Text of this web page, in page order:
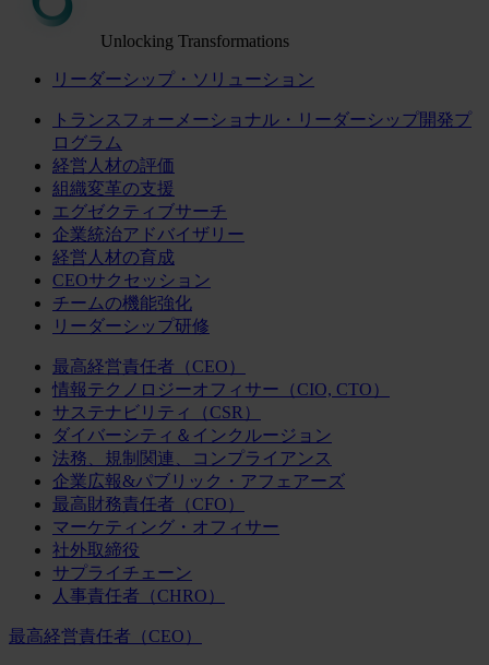
Unlocking Transformations
リーダーシップ・ソリューション
トランスフォーメーショナル・リーダーシップ開発プ
ログラム
経営人材の評価
組織変革の支援
エグゼクティブサーチ
企業統治アドバイザリー
経営人材の育成
CEOサクセッション
チームの機能強化
リーダーシップ研修
最高経営責任者（CEO）
情報テクノロジーオフィサー（CIO, CTO）
サステナビリティ（CSR）
ダイバーシティ＆インクルージョン
法務、規制関連、コンプライアンス
企業広報&パブリック・アフェアーズ
最高財務責任者（CFO）
マーケティング・オフィサー
社外取締役
サプライチェーン
人事責任者（CHRO）
最高経営責任者（CEO）